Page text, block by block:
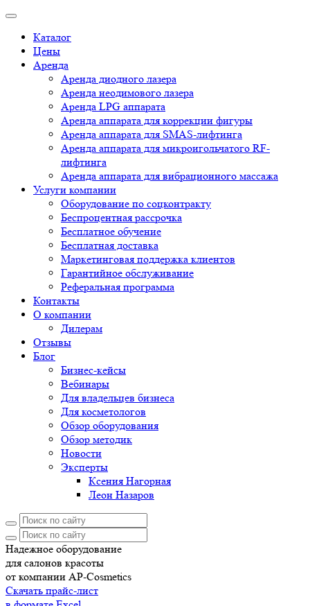
Каталог
Цены
Аренда
Аренда диодного лазера
Аренда неодимового лазера
Аренда LPG аппарата
Аренда аппарата для коррекции фигуры
Аренда аппарата для SMAS-лифтинга
Аренда аппарата для микроигольчатого RF-
лифтинга
Аренда аппарата для вибрационного массажа
Услуги компании
Оборудование по соцконтракту
Беспроцентная рассрочка
Бесплатное обучение
Бесплатная доставка
Маркетинговая поддержка клиентов
Гарантийное обслуживание
Реферальная программа
Контакты
О компании
Дилерам
Отзывы
Блог
Бизнес-кейсы
Вебинары
Для владельцев бизнеса
Для косметологов
Обзор оборудования
Обзор методик
Новости
Эксперты
Ксения Нагорная
Леон Назаров
Надежное оборудование
для салонов красоты
от компании AP-Cosmetics
Скачать прайс-лист